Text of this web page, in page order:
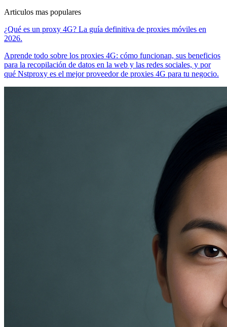
Articulos mas populares
¿Qué es un proxy 4G? La guía definitiva de proxies móviles en
2026.
Aprende todo sobre los proxies 4G: cómo funcionan, sus beneficios
para la recopilación de datos en la web y las redes sociales, y por
qué Nstproxy es el mejor proveedor de proxies 4G para tu negocio.